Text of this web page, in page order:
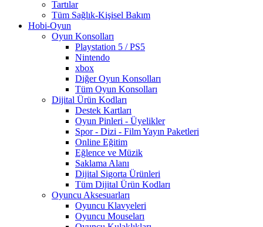
Tartılar
Tüm Sağlık-Kişisel Bakım
Hobi-Oyun
Oyun Konsolları
Playstation 5 / PS5
Nintendo
xbox
Diğer Oyun Konsolları
Tüm Oyun Konsolları
Dijital Ürün Kodları
Destek Kartları
Oyun Pinleri - Üyelikler
Spor - Dizi - Film Yayın Paketleri
Online Eğitim
Eğlence ve Müzik
Saklama Alanı
Dijital Sigorta Ürünleri
Tüm Dijital Ürün Kodları
Oyuncu Aksesuarları
Oyuncu Klavyeleri
Oyuncu Mouseları